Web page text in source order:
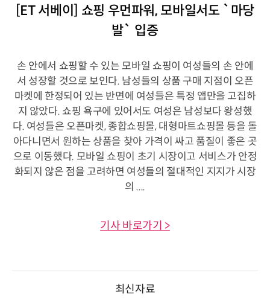
[ET 서베이] 쇼핑 우먼파워, 모바일서도 `마당
발` 입증
손 안에서 쇼핑할 수 있는 모바일 쇼핑이 여성들의 손 안에
서 성장할 것으로 보인다. 남성들의 상품 구매 지점이 오픈
마켓에 한정되어 있는 반면에 여성들은 특정 앱만을 고집하
지 않았다. 쇼핑 욕구에 있어서도 여성은 남성보다 왕성했
다. 여성들은 오픈마켓, 종합쇼핑몰, 대형마트쇼핑몰 등을 돌
아다니면서 원하는 상품을 찾아 가격이 싸고 품질이 좋은 곳
으로 이동했다. 모바일 쇼핑이 초기 시장이고 서비스가 안정
화되지 않은 점을 고려하면 여성들의 절대적인 지지가 시장
의 ....
기사 바로가기 >
최신자료